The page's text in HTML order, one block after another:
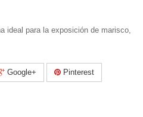
ideal para la exposición de marisco,
Google+ Pinterest